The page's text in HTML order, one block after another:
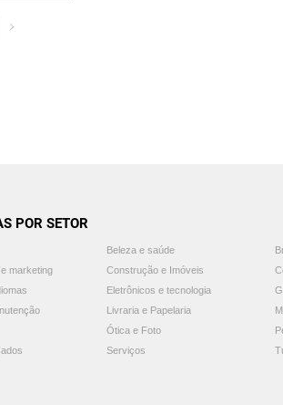
POR SETOR
Beleza e saúde
marketing
Construção e Imóveis
Eletrônicos e tecnologia
Livraria e Papelaria
Ótica e Foto
Serviços